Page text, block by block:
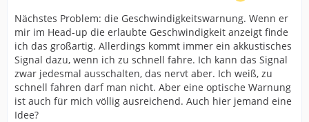
Nächstes Problem: die Geschwindigkeitswarnung. Wenn er
mir im Head-up die erlaubte Geschwindigkeit anzeigt finde
ich das großartig. Allerdings kommt immer ein akkustisches
Signal dazu, wenn ich zu schnell fahre. Ich kann das Signal
zwar jedesmal ausschalten, das nervt aber. Ich weiß, zu
schnell fahren darf man nicht. Aber eine optische Warnung
ist auch für mich völlig ausreichend. Auch hier jemand eine
Idee?